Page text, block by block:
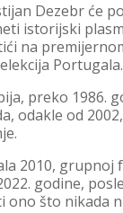
Dezebr će
istorijski
na
Portugala.
preko 1986.
odakle od
2010, grupnoj
godine,
ono što nikada